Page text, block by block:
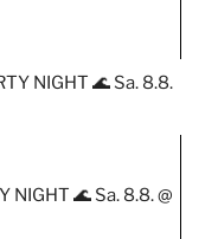
NIGHT 🌊 Sa. 8.8. @